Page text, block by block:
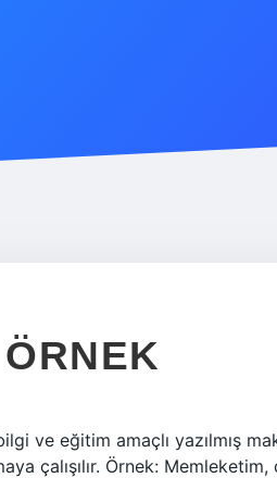
ve eğitim amaçlı yazılmış
çalışılır. Örnek: Memleketim,